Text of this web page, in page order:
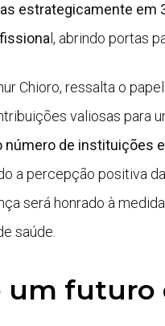
estrategicamente em
l, abrindo portas
Chioro, ressalta o
valiosas para
número de instituições
a percepção positiva
será honrado à
saúde.
futuro